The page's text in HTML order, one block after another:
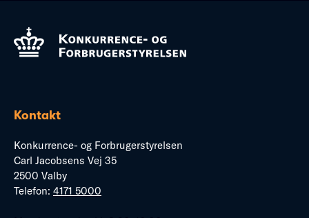
Kontakt
Konkurrence- og Forbrugerstyrelsen
Carl Jacobsens Vej 35
2500 Valby
Telefon: 4171 5000